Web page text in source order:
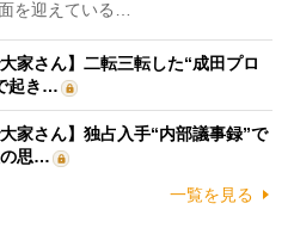
を迎えている…
家さん】二転三転した“成田プロ
起き…
家さん】独占入手“内部議事録”で
の思…
一覧を見る